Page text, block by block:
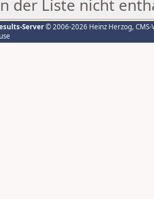
der Liste nicht
Server© 2006-2026 Heinz Herzog,